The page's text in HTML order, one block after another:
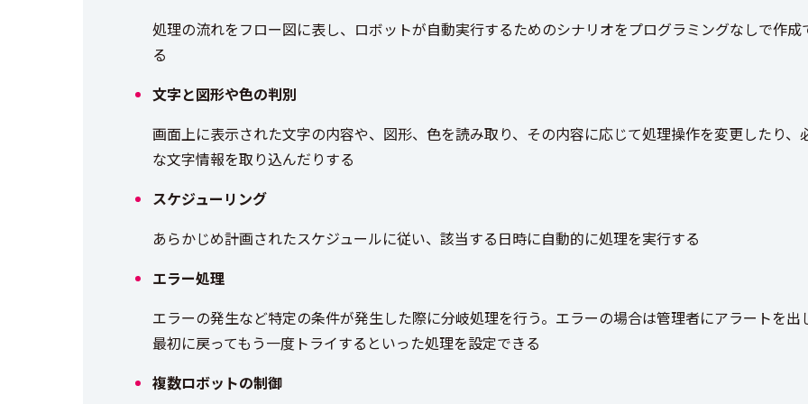
処理の流れをフロー図に表し、ロボットが自動実行するためのシナリオをプログラミングなしで作成
る
文字と図形や色の判別
画面上に表示された文字の内容や、図形、色を読み取り、その内容に応じて処理操作を変更したり、
な文字情報を取り込んだりする
スケジューリング
あらかじめ計画されたスケジュールに従い、該当する日時に自動的に処理を実行する
エラー処理
エラーの発生など特定の条件が発生した際に分岐処理を行う。エラーの場合は管理者にアラートを出
最初に戻ってもう一度トライするといった処理を設定できる
複数ロボットの制御